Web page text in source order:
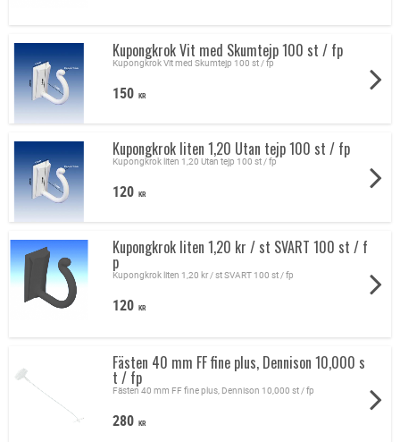
Kupongkrok Vit med Skumtejp 100 st / fp
Kupongkrok Vit med Skumtejp 100 st / fp
150 KR
Kupongkrok liten 1,20 Utan tejp 100 st / fp
Kupongkrok liten 1,20 Utan tejp 100 st / fp
120 KR
Kupongkrok liten 1,20 kr / st SVART 100 st / f
p
Kupongkrok liten 1,20 kr / st SVART 100 st / fp
120 KR
Fästen 40 mm FF fine plus, Dennison 10,000 s
t / fp
Fästen 40 mm FF fine plus, Dennison 10,000 st / fp
280 KR